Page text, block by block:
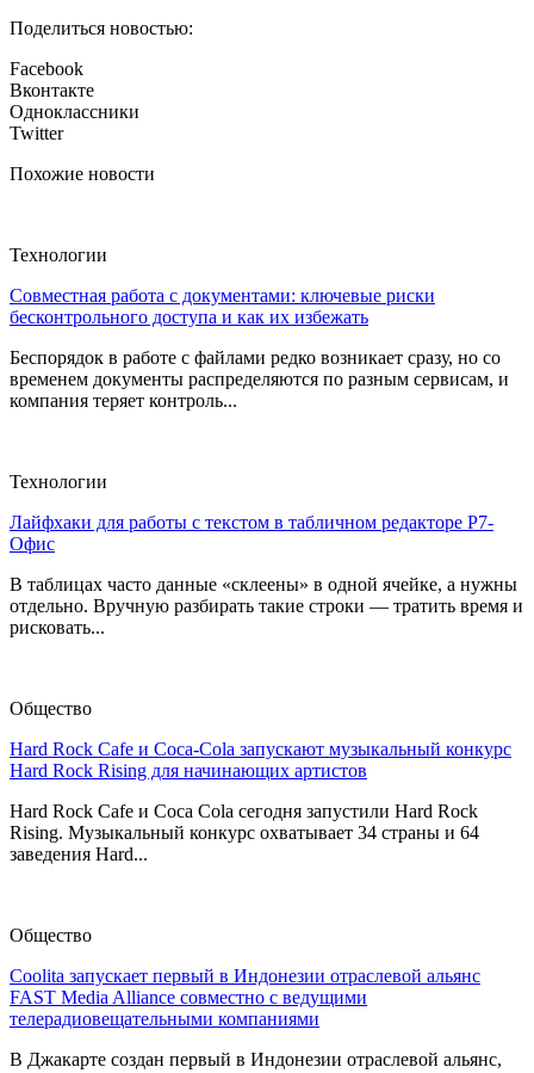
Поделиться новостью:
Facebook
Вконтакте
Одноклассники
Twitter
Похожие новости
Технологии
Совместная работа с документами: ключевые риски
бесконтрольного доступа и как их избежать
Беспорядок в работе с файлами редко возникает сразу, но со
временем документы распределяются по разным сервисам, и
компания теряет контроль...
Технологии
Лайфхаки для работы с текстом в табличном редакторе Р7-
Офис
В таблицах часто данные «склеены» в одной ячейке, а нужны
отдельно. Вручную разбирать такие строки — тратить время и
рисковать...
Общество
Hard Rock Cafe и Coca-Cola запускают музыкальный конкурс
Hard Rock Rising для начинающих артистов
Hard Rock Cafe и Coca Cola сегодня запустили Hard Rock
Rising. Музыкальный конкурс охватывает 34 страны и 64
заведения Hard...
Общество
Coolita запускает первый в Индонезии отраслевой альянс
FAST Media Alliance совместно с ведущими
телерадиовещательными компаниями
В Джакарте создан первый в Индонезии отраслевой альянс,